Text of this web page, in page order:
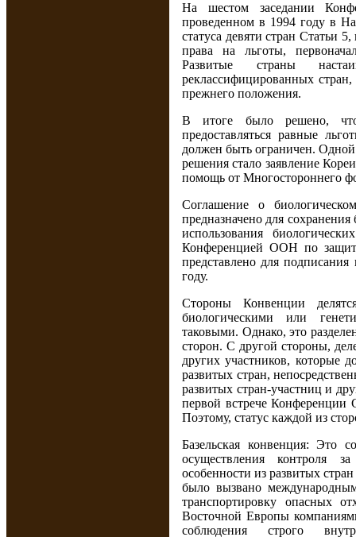
На шестом заседании
проведенном в 1994 году в
статуса девяти стран Статьи
права на льготы,
Развитые страны
реклассифицированных
прежнего положения.
В итоге было решено, что
предоставляться равные
должен быть ограничен.
решения стало заявление
помощь от Многостороннего
Соглашение о
предназначено для
использования
Конференцией ООН по
представлено для
году.
Стороны Конвенции
биологическими или
таковыми. Однако, это
сторон. С другой стороны,
других участников, которые
развитых стран,
развитых стран-участниц и
первой встрече
Поэтому, статус каждой из
Базельская конвенция: Это
осуществления контроля
особенности из развитых
было вызвано
транспортировку опасных
Восточной Европы
соблюдения строго